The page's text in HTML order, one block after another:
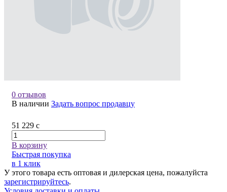
0 отзывов
В наличии Задать вопрос продавцу
51 229 c
В корзину
Быстрая покупка
в 1 клик
У этого товара есть оптовая и дилерская цена, пожалуйста
зарегистрируйтесь.